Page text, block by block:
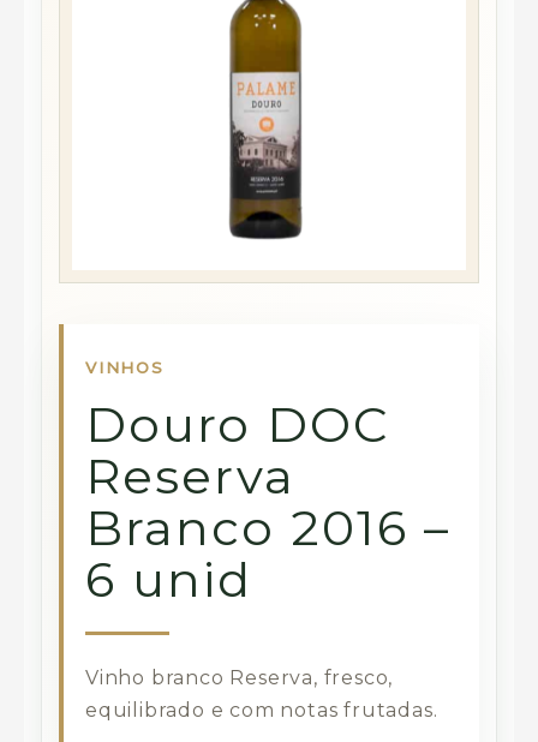
VINHOS
Douro DOC
Reserva
Branco 2016 –
6 unid
Vinho branco Reserva, fresco,
equilibrado e com notas frutadas.